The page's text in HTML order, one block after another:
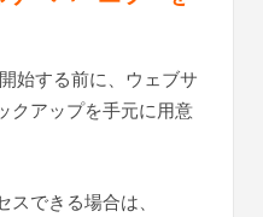
始する前に、ウェブサ
クアップを手元に用意
できる場合は、